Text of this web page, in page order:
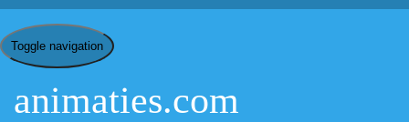
Toggle navigation
animaties.com